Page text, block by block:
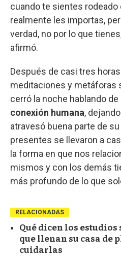
cuando te sientes rodeado
realmente les importas,
verdad, no por lo que
afirmó.
Después de casi tres
meditaciones y metáforas
cerró la noche hablando
conexión humana,
atravesó buena parte de
presentes se llevaron a
la forma en que nos
mismos y con los demás
más profundo de lo que
RELACIONADAS
Qué dicen los
que llenan su casa de
cuidarlas